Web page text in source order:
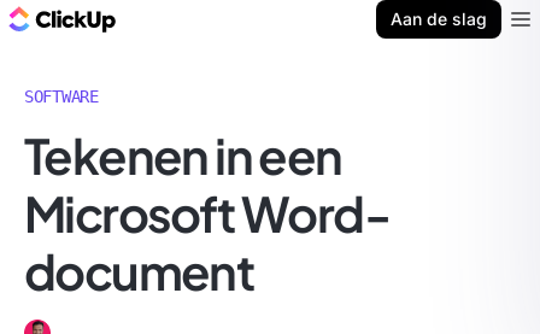
Aan de slag
SOFTWARE
Tekenen in een
Microsoft Word-
document